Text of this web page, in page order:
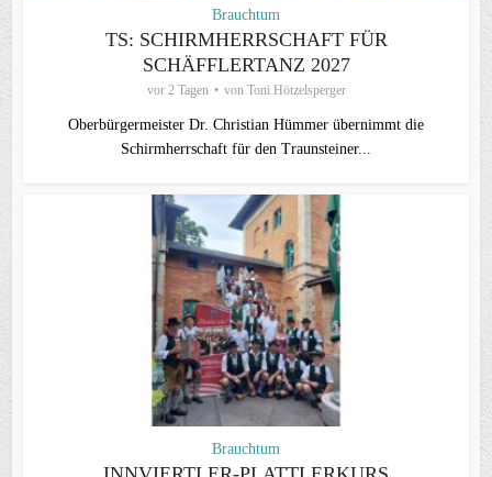
Brauchtum
TS: SCHIRMHERRSCHAFT FÜR
SCHÄFFLERTANZ 2027
vor 2 Tagen von Toni Hötzelsperger
Oberbürgermeister Dr. Christian Hümmer übernimmt die
Schirmherrschaft für den Traunsteiner...
Brauchtum